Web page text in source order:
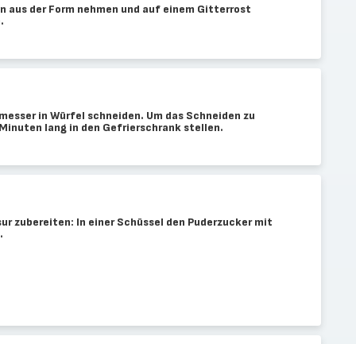
aus der Form nehmen und auf einem Gitterrost
in Würfel schneiden. Um das Schneiden zu
lang in den Gefrierschrank stellen.
zubereiten: In einer Schüssel den Puderzucker mit